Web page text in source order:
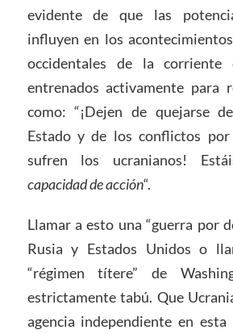
evidente de que las
influyen en los
occidentales de la corriente
entrenados activamente para
como: “¡Dejen de quejarse
Estado y de los conflictos por
sufren los ucranianos!
capacidad de acción“.
Llamar a esto una “guerra por
Rusia y Estados Unidos o
“régimen títere” de
estrictamente tabú. Que
agencia independiente en